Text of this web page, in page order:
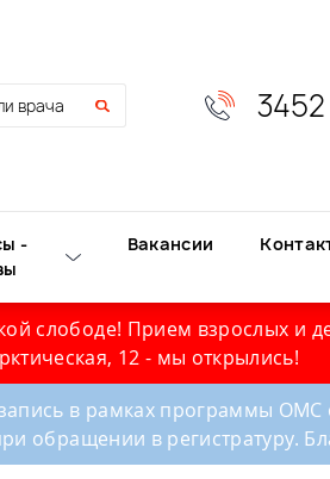
3452
-
Вакансии
слободе! Прием взрослых и
12 - мы открылись!
в рамках программы ОМС
обращении в регистратуру.